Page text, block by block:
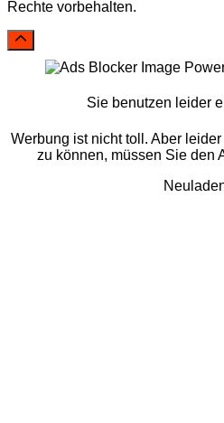
Rechte vorbehalten.
Sie benutzen leider
Werbung ist nicht toll. Aber
zu können, müssen Sie den